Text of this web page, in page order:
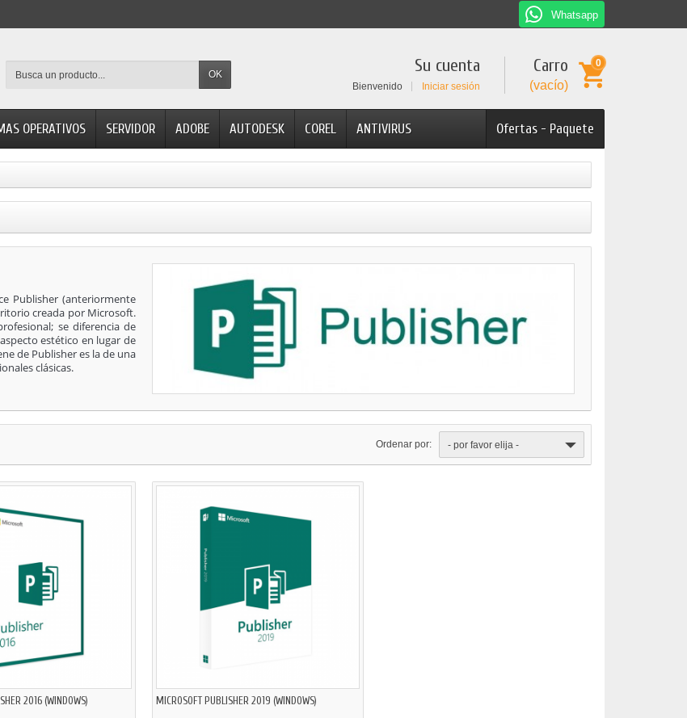
Whatsapp
OK Carro
(vacío)
0
Su cuenta
Bienvenido Iniciar sesión
Ofertas - Paquete
OPERATIVOS SERVIDOR ADOBE AUTODESK COREL ANTIVIRUS
Publisher (anteriormente
creada por Microsoft.
se diferencia de
estético en lugar de
de Publisher es la de una
clásicas.
Ordenar por: - por favor elija -
2016 (WINDOWS) MICROSOFT PUBLISHER 2019 (WINDOWS)